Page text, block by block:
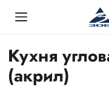
Кухня
(акрил)